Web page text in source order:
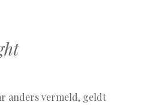
anders vermeld, geldt